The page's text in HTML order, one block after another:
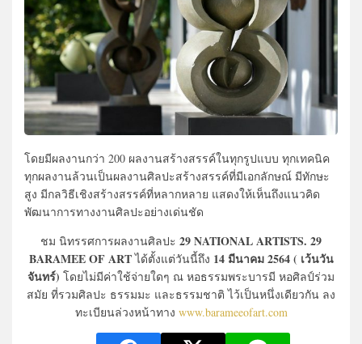
โดยมีผลงานกว่า 200 ผลงานสร้างสรรค์ในทุกรูปแบบ ทุกเทคนิค
ทุกผลงานล้วนเป็นผลงานศิลปะสร้างสรรค์ที่มีเอกลักษณ์ มีทักษะ
สูง มีกลวิธีเชิงสร้างสรรค์ที่หลากหลาย แสดงให้เห็นถึงแนวคิด
พัฒนาการทางงานศิลปะอย่างเด่นชัด
ชม นิทรรศการผลงานศิลปะ 29 NATIONAL ARTISTS. 29
BARAMEE OF ARTได้ตั้งแต่วันนี้ถึง 14 มีนาคม 2564 ( เว้นวัน
จันทร์) โดยไม่มีค่าใช้จ่ายใดๆ ณ หอธรรมพระบารมี หอศิลป์ร่วม
สมัย ที่รวมศิลปะ ธรรมมะ และธรรมชาติ ไว้เป็นหนึ่งเดียวกัน ลง
ทะเบียนล่วงหน้าทาง www.barameeofart.com